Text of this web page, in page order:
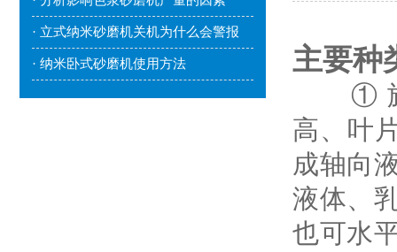
· 立式纳米砂磨机关机为什么会警报
· 纳米卧式砂磨机使用方法 主要种
① 旋
高、叶
成轴向
液体、
也可水